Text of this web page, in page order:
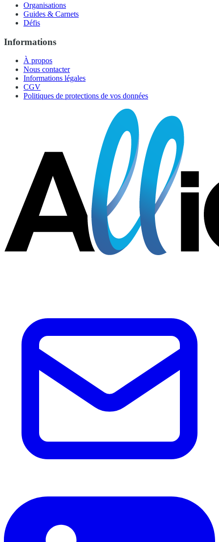
Organisations
Guides & Carnets
Défis
Informations
À propos
Nous contacter
Informations légales
CGV
Politiques de protections de vos données